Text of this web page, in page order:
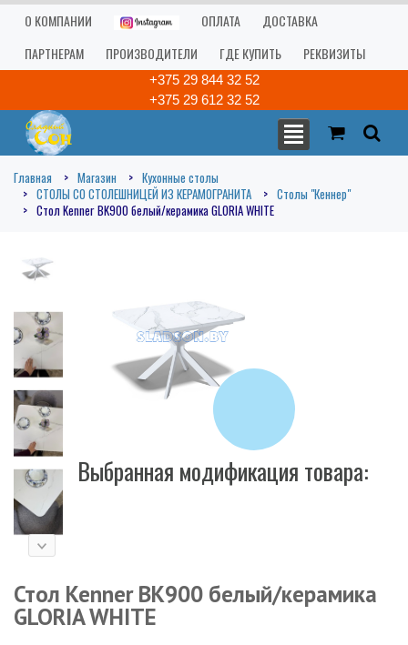
О КОМПАНИИ ОПЛАТА
ДОСТАВКА
ПАРТНЕРАМ
ПРОИЗВОДИТЕЛИ ГДЕ КУПИТЬ РЕКВИЗИТЫ
+375 29 844 32 52
+375 29 612 32 52
Главная Магазин
Кухонные столы
СТОЛЫ СО СТОЛЕШНИЦЕЙ ИЗ КЕРАМОГРАНИТА
Столы "Кеннер"
Стол Kenner BK900 белый/керамика GLORIA WHITE
Выбранная модификация товара:
Стол Kenner BK900 белый/керамика
GLORIA WHITE